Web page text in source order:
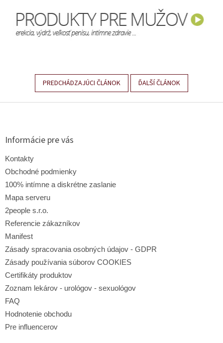
PREDCHÁDZAJÚCI ČLÁNOK ĎALŠÍ ČLÁNOK
Z
Informácie pre vás
Kontakty
Obchodné podmienky
100% intímne a diskrétne zaslanie
Mapa serveru
2people s.r.o.
Referencie zákazníkov
Manifest
Zásady spracovania osobných údajov - GDPR
Zásady používania súborov COOKIES
Certifikáty produktov
Zoznam lekárov - urológov - sexuológov
FAQ
Hodnotenie obchodu
Pre influencerov